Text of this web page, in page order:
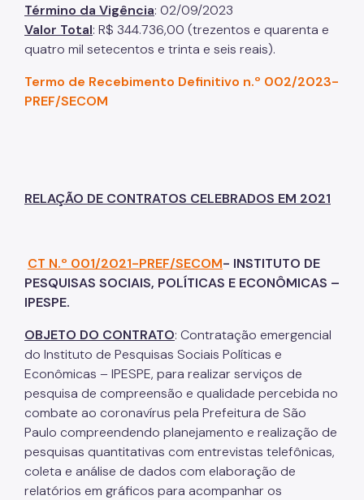
Término da Vigência: 02/09/2023
Valor Total: R$ 344.736,00 (trezentos e quarenta e
quatro mil setecentos e trinta e seis reais).
Termo de Recebimento Definitivo n.º 002/2023-
PREF/SECOM
RELAÇÃO DE CONTRATOS CELEBRADOS EM 2021
CT N.º 001/2021-PREF/SECOM- INSTITUTO DE
PESQUISAS SOCIAIS, POLÍTICAS E ECONÔMICAS –
IPESPE.
OBJETO DO CONTRATO: Contratação emergencial
do Instituto de Pesquisas Sociais Políticas e
Econômicas – IPESPE, para realizar serviços de
pesquisa de compreensão e qualidade percebida no
combate ao coronavírus pela Prefeitura de São
Paulo compreendendo planejamento e realização de
pesquisas quantitativas com entrevistas telefônicas,
coleta e análise de dados com elaboração de
relatórios em gráficos para acompanhar os